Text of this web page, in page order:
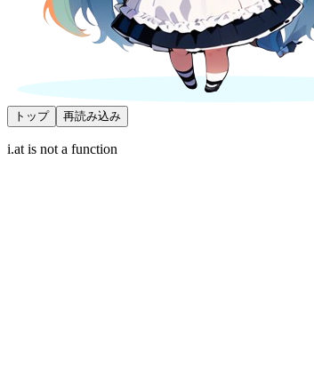
トップ 再読み込み
i.at is not a function